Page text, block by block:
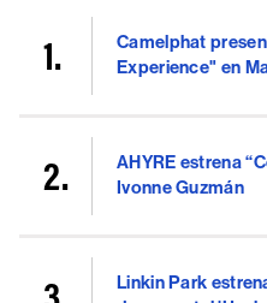
Camelphat
Experience" en
AHYRE estrena
Ivonne Guzmán
Linkin Park